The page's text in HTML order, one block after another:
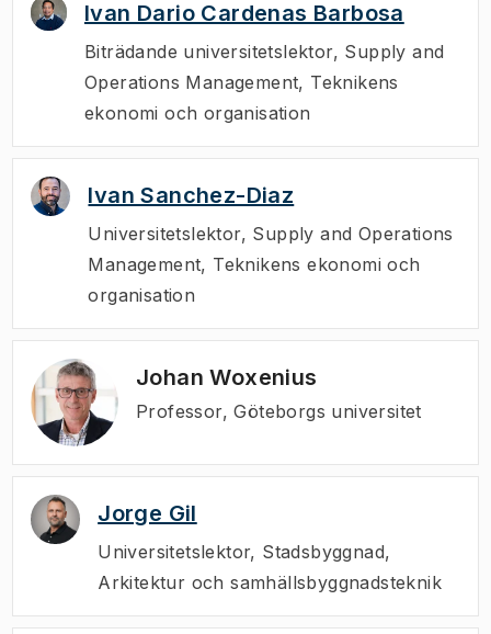
Ivan Dario Cardenas Barbosa
Biträdande universitetslektor, Supply and
Operations Management, Teknikens
ekonomi och organisation
Ivan Sanchez-Diaz
Universitetslektor, Supply and Operations
Management, Teknikens ekonomi och
organisation
Johan Woxenius
Professor, Göteborgs universitet
Jorge Gil
Universitetslektor, Stadsbyggnad,
Arkitektur och samhällsbyggnadsteknik